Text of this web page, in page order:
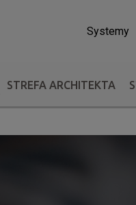
Systemy
STREFA ARCHITEKTA